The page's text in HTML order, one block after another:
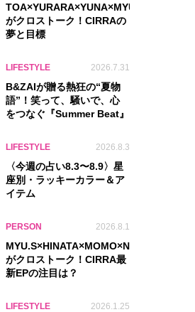
TOA×YURARA×YUNA×MYU.Y×MANON
がクロストーク！CIRRAの
夢と目標
LIFESTYLE 2026.7.31
B&ZAIが贈る熱狂の“夏物
語”！笑って、騒いで、心
をつなぐ『Summer Beat』
LIFESTYLE 2026.8.3
〈今週の占い8.3〜8.9〉星
座別・ラッキーカラー＆ア
イテム
PERSON 2026.8.1
がクロストーク！CIRRA最
新EPの注目は？
LIFESTYLE 2026.1.25